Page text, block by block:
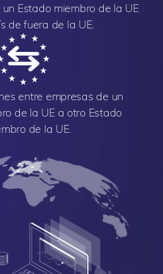
Estado miembro de la UE
de fuera de la UE.
entre empresas de un
de la UE a otro Estado
de la UE.